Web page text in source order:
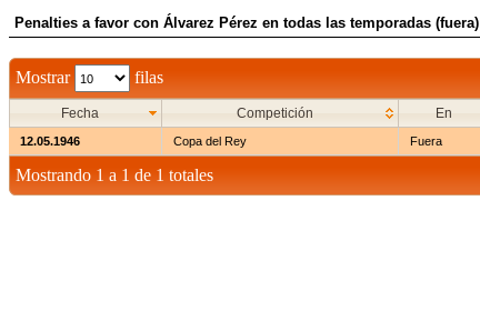
Penalties a favor con Álvarez Pérez en todas las temporadas (fuera)
Mostrar filas
Fecha Competición En
12.05.1946 Copa del Rey Fuera
Mostrando 1 a 1 de 1 totales